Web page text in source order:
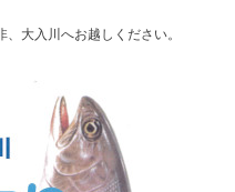
大入川へお越しください。